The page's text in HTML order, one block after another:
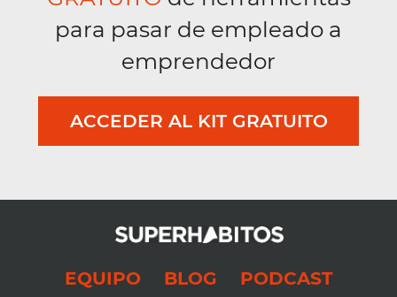
para pasar de empleado a
emprendedor
ACCEDER AL KIT GRATUITO
EQUIPO BLOG PODCAST